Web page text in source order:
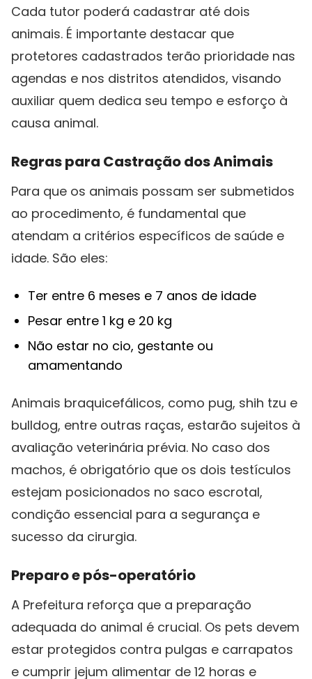
Cada tutor poderá cadastrar até dois
animais. É importante destacar que
protetores cadastrados terão prioridade nas
agendas e nos distritos atendidos, visando
auxiliar quem dedica seu tempo e esforço à
causa animal.
Regras para Castração dos Animais
Para que os animais possam ser submetidos
ao procedimento, é fundamental que
atendam a critérios específicos de saúde e
idade. São eles:
Ter entre 6 meses e 7 anos de idade
Pesar entre 1 kg e 20 kg
Não estar no cio, gestante ou
amamentando
Animais braquicefálicos, como pug, shih tzu e
bulldog, entre outras raças, estarão sujeitos à
avaliação veterinária prévia. No caso dos
machos, é obrigatório que os dois testículos
estejam posicionados no saco escrotal,
condição essencial para a segurança e
sucesso da cirurgia.
Preparo e pós-operatório
A Prefeitura reforça que a preparação
adequada do animal é crucial. Os pets devem
estar protegidos contra pulgas e carrapatos
e cumprir jejum alimentar de 12 horas e